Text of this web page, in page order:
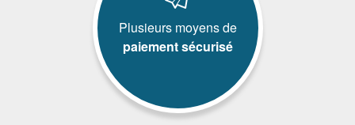
Plusieurs moyens de
paiement sécurisé